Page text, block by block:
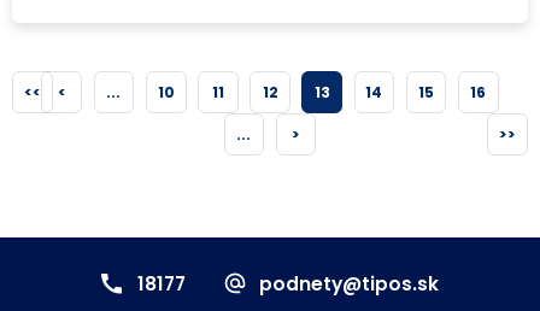
<< < ... 10 11 12 13 14 15 16
... > >>
18177 podnety@tipos.sk